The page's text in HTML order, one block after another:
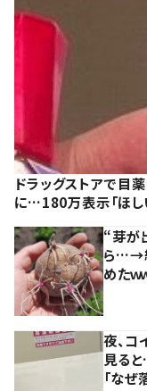
ドラッグストアで目
に…180万表示「ほしい
“芽が
ら…→
めたｗ
夜、コ
見ると
「なぜ